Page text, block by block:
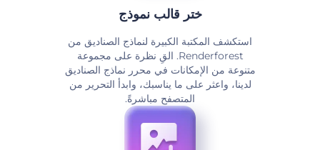
ختر قالب نموذج
استكشف المكتبة الكبيرة لنماذج الصناديق من
Renderforest. القِ نظرة على مجموعة
متنوعة من الإمكانات في محرر نماذج الصناديق
لدينا، واعثر على ما يناسبك، وابدأ التحرير من
المتصفح مباشرةً.